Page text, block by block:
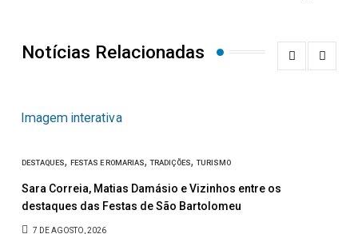
Notícias Relacionadas
DESTAQUES, FESTAS E ROMARIAS,TRADIÇÕES,TURISMO
Sara Correia, Matias Damásio e Vizinhos entre os
destaques das Festas de São Bartolomeu
7 DE AGOSTO, 2026